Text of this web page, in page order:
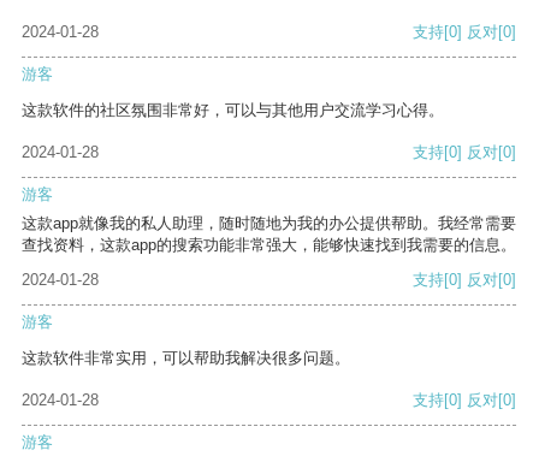
2024-01-28 支持[0] 反对[0]
游客
这款软件的社区氛围非常好，可以与其他用户交流学习心得。
2024-01-28 支持[0] 反对[0]
游客
这款app就像我的私人助理，随时随地为我的办公提供帮助。我经常需要
查找资料，这款app的搜索功能非常强大，能够快速找到我需要的信息。
2024-01-28
支持[0] 反对[0]
游客
这款软件非常实用，可以帮助我解决很多问题。
2024-01-28 支持[0] 反对[0]
游客